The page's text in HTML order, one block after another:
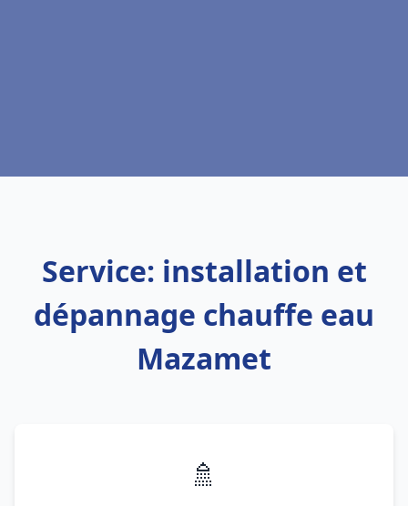
Service: installation et
dépannage chauffe eau
Mazamet
🚿